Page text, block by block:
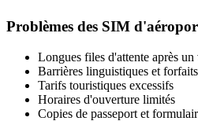
Problèmes des SIM
Longues files d'attente après
Barrières linguistiques et
Tarifs touristiques excessifs
Horaires d'ouverture limités
Copies de passeport et